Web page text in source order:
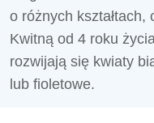
o różnych kształtach,
Kwitną od 4 roku
rozwijają się kwiaty
lub fioletowe.